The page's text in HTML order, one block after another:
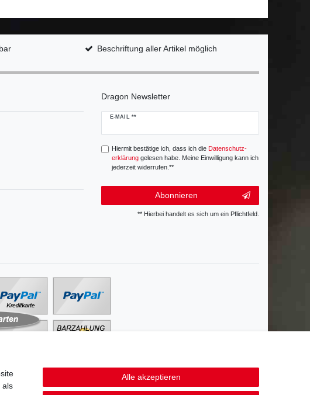
Beschriftung aller Artikel möglich
Dragon Newsletter
E-MAIL **
Newsletter
Hiermit bestätige ich, dass ich die Daten­schutz­
erklärunggelesen habe. Meine Einwilligung kann ich
jederzeit widerrufen.**
Abonnieren
** Hierbei handelt es sich um ein Pflichtfeld.
als
Alle akzeptieren